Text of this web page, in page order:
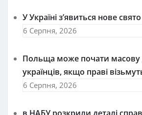
У Україні з’явиться нове свято
6 Серпня, 2026
Польща може почати масову
українців, якщо праві
6 Серпня, 2026
в НАБУ розкрили деталі